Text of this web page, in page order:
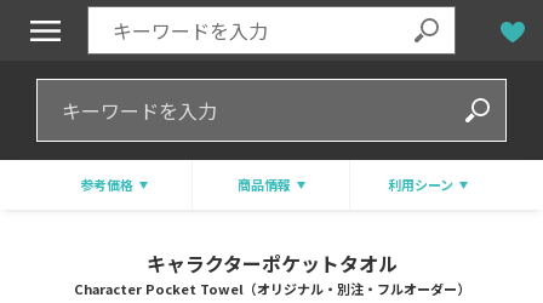
参考価格 商品情報 利用シーン
キャラクターポケットタオル
Character Pocket Towel（オリジナル・別注・フルオーダー）